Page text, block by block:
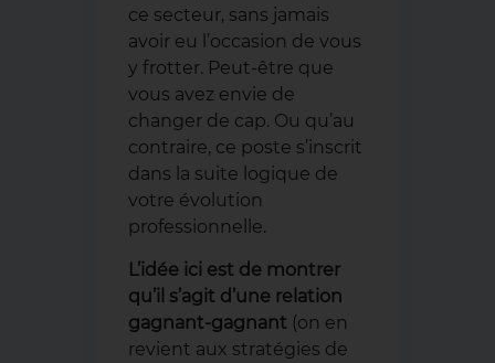
ce secteur, sans jamais
avoir eu l’occasion de vous
y frotter. Peut-être que
vous avez envie de
changer de cap. Ou qu’au
contraire, ce poste s’inscrit
dans la suite logique de
votre évolution
professionnelle.
L’idée ici est de montrer
qu’il s’agit d’une relation
gagnant-gagnant (on en
revient aux stratégies de